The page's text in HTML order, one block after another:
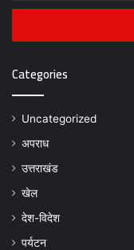
Email
Categories
Uncategorized
अपराध
उत्तराखंड
खेल
देश-विदेश
पर्यटन